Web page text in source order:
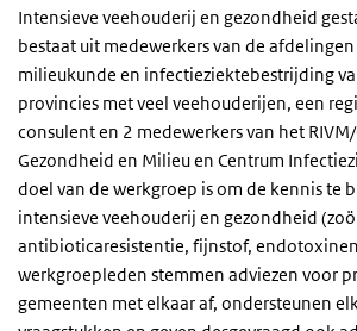
Intensieve veehouderij en gezondheid
bestaat uit medewerkers van de
milieukunde en infectieziektebestrijding
provincies met veel veehouderijen, een
consulent en 2 medewerkers van het
Gezondheid en Milieu en Centrum
doel van de werkgroep is om de kennis te
intensieve veehouderij en gezondheid
antibioticaresistentie, fijnstof, endotoxinen
werkgroepleden stemmen adviezen voor
gemeenten met elkaar af, ondersteunen